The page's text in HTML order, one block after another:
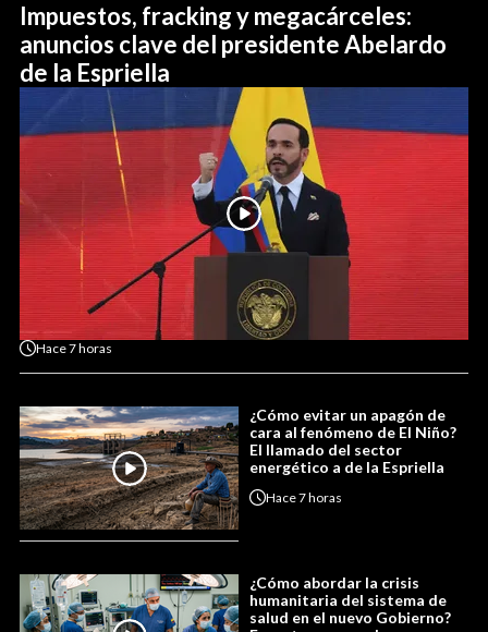
Impuestos, fracking y megacárceles:
anuncios clave del presidente Abelardo
de la Espriella
Hace7 horas
¿Cómo evitar un apagón de
cara al fenómeno de El Niño?
El llamado del sector
energético a de la Espriella
Hace7 horas
¿Cómo abordar la crisis
humanitaria del sistema de
salud en el nuevo Gobierno?